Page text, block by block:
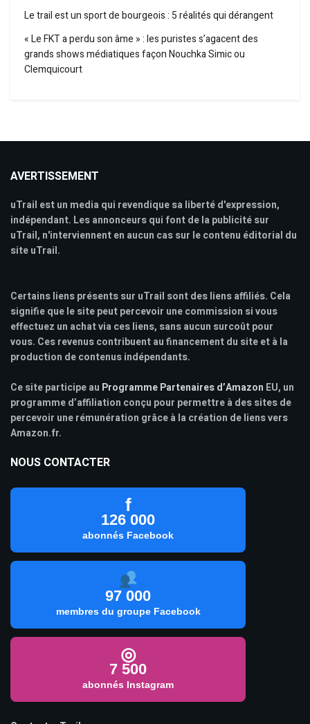
Le trail est un sport de bourgeois : 5 réalités qui dérangent
« Le FKT a perdu son âme » : les puristes s’agacent des
grands shows médiatiques façon Nouchka Simic ou
Clemquicourt
AVERTISSEMENT
uTrail est un media qui revendique sa liberté d'expression,
indépendant. Les annonceurs qui font de la publicité sur
uTrail, n'interviennent en aucun cas sur le contenu éditorial du
site uTrail.
Certains liens présents sur uTrail sont des liens affiliés. Cela
signifie que le site peut percevoir une commission si vous
effectuez un achat via ces liens, sans aucun surcoût pour
vous. Ces revenus contribuent au financement du site et à la
production de contenus indépendants.
Ce site participe au Programme Partenaires d’Amazon EU, un
programme d’affiliation conçu pour permettre à des sites de
percevoir une rémunération grâce à la création de liens vers
Amazon.fr.
NOUS CONTACTER
f
126 000
abonnés Facebook
97 000
membres du groupe Facebook
◎
7 500
abonnés Instagram